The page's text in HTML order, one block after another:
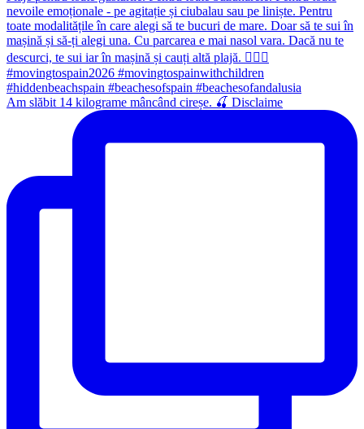
Am slăbit 14 kilograme mâncând cireșe. 🍒 Disclaime